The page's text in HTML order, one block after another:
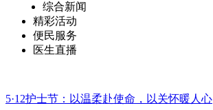
综合新闻
精彩活动
便民服务
医生直播
5·12护士节：以温柔赴使命，以关怀暖人心